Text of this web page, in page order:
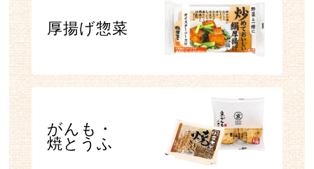
厚揚げ惣菜
がんも・
焼とうふ